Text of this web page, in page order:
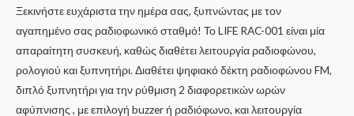
Ξεκινήστε ευχάριστα την ημέρα σας, ξυπνώντας με τον
αγαπημένο σας ραδιοφωνικό σταθμό! Το LIFE RAC-001 είναι μία
απαραίτητη συσκευή, καθώς διαθέτει λειτουργία ραδιοφώνου,
ρολογιού και ξυπνητήρι. Διαθέτει ψηφιακό δέκτη ραδιοφώνου FM,
διπλό ξυπνητήρι για την ρύθμιση 2 διαφορετικών ωρών
αφύπνισης , με επιλογή buzzer ή ραδιόφωνο, και λειτουργία